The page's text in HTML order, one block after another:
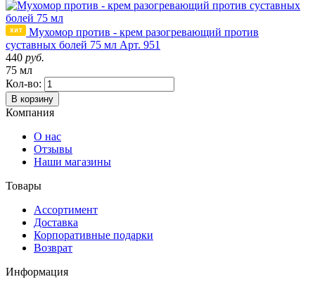
Мухомор против - крем разогревающий против
суставных болей 75 мл Арт. 951
440 руб.
75 мл
Кол-во:
В корзину
Компания
О нас
Отзывы
Наши магазины
Товары
Ассортимент
Доставка
Корпоративные подарки
Возврат
Информация